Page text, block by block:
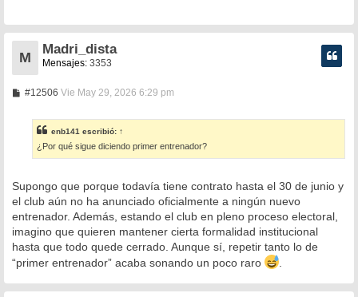
e
M
Madri_dista
Mensajes: 3353
#12506M
a
j
e
Vie May 29, 2026 6:29 pm
enb141 escribió: ↑
¿Por qué sigue diciendo primer entrenador?
Supongo que porque todavía tiene contrato hasta el 30 de junio y
el club aún no ha anunciado oficialmente a ningún nuevo
entrenador. Además, estando el club en pleno proceso electoral,
imagino que quieren mantener cierta formalidad institucional
hasta que todo quede cerrado. Aunque sí, repetir tanto lo de
“primer entrenador” acaba sonando un poco raro